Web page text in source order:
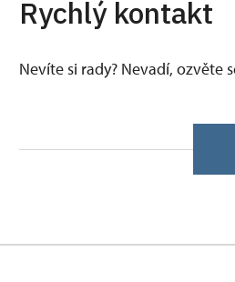
Rychlý kontakt
Nevíte si rady? Nevadí, ozvěte